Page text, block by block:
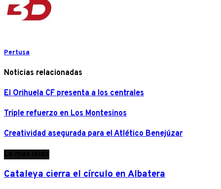
Pertusa
Noticias relacionadas
El Orihuela CF presenta a los centrales
Triple refuerzo en Los Montesinos
Creatividad asegurada para el Atlético Benejúzar
Cataleya cierra el círculo en Albatera